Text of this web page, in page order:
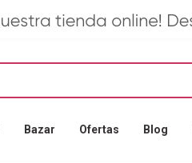
Bazar Ofertas Blog